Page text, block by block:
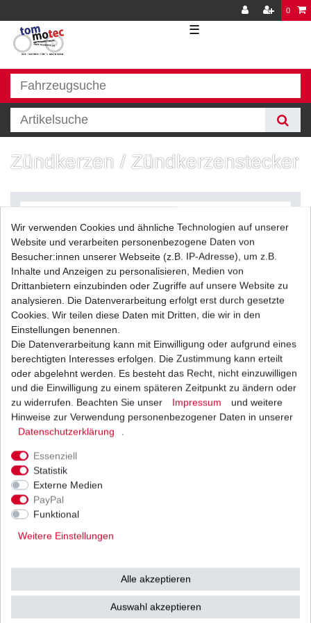
0
☰
Zündkerzen / Zündkerzenstecker
Filter
Zündkerze NGK DR8ES-L Adly Herchee ATV 300
Interceptor Sport Utility 2004-2015
UVP 6,35 € 4,44 € *
1 Stück | 4,44 € / Stück
inkl. ges. MwSt. zzgl.
Versand
Ab einem Warenwert von
500 Euro versenden wir
53783 Eitorf (
unbedingt Termin
Wir verwenden Cookies und ähnliche Technologien auf unserer
Website und verarbeiten personenbezogene Daten von
Besucher:innen unserer Webseite (z.B. IP-Adresse), um z.B.
Inhalte und Anzeigen zu personalisieren, Medien von
Drittanbietern einzubinden oder Zugriffe auf unsere Website zu
analysieren. Die Datenverarbeitung erfolgt erst durch gesetzte
Cookies. Wir teilen diese Daten mit Dritten, die wir in den
Einstellungen benennen.
Die Datenverarbeitung kann mit Einwilligung oder aufgrund eines
berechtigten Interesses erfolgen. Die Zustimmung kann erteilt
oder abgelehnt werden. Es besteht das Recht, nicht einzuwilligen
und die Einwilligung zu einem späteren Zeitpunkt zu ändern oder
zu widerrufen. Beachten Sie unser
Impressum
und weitere
Hinweise zur Verwendung personenbezogener Daten in unserer
Daten­schutz­erklärung
Essenziell
Statistik
Externe Medien
PayPal
Funktional
Weitere Einstellungen
Alle akzeptieren
Auswahl akzeptieren